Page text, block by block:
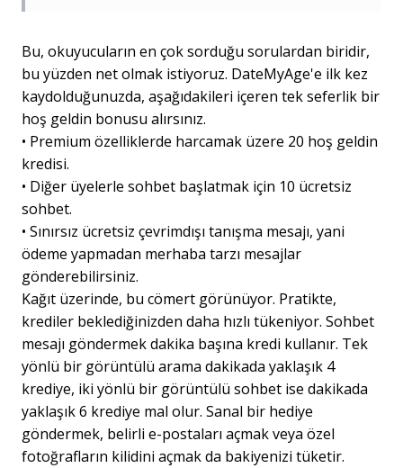
Bu, okuyucuların en çok sorduğu sorulardan biridir,
bu yüzden net olmak istiyoruz. DateMyAge'e ilk kez
kaydolduğunuzda, aşağıdakileri içeren tek seferlik bir
hoş geldin bonusu alırsınız.
• Premium özelliklerde harcamak üzere 20 hoş geldin
kredisi.
• Diğer üyelerle sohbet başlatmak için 10 ücretsiz
sohbet.
• Sınırsız ücretsiz çevrimdışı tanışma mesajı, yani
ödeme yapmadan merhaba tarzı mesajlar
gönderebilirsiniz.
Kağıt üzerinde, bu cömert görünüyor. Pratikte,
krediler beklediğinizden daha hızlı tükeniyor. Sohbet
mesajı göndermek dakika başına kredi kullanır. Tek
yönlü bir görüntülü arama dakikada yaklaşık 4
krediye, iki yönlü bir görüntülü sohbet ise dakikada
yaklaşık 6 krediye mal olur. Sanal bir hediye
göndermek, belirli e-postaları açmak veya özel
fotoğrafların kilidini açmak da bakiyenizi tüketir.